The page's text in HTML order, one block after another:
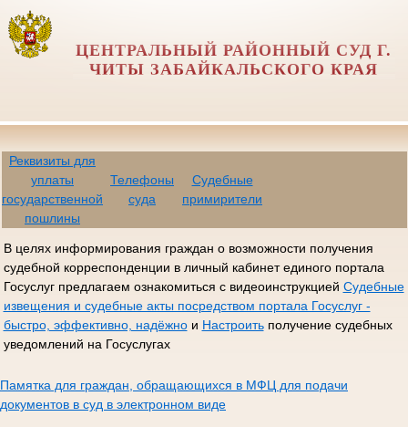
ЦЕНТРАЛЬНЫЙ РАЙОННЫЙ СУД Г.
ЧИТЫ ЗАБАЙКАЛЬСКОГО КРАЯ
Реквизиты для
уплаты
государственной
пошлины
Телефоны
суда
Судебные
примирители
В целях информирования граждан о возможности получения
судебной корреспонденции в личный кабинет единого портала
Госуслуг предлагаем ознакомиться с видеоинструкцией Судебные
извещения и судебные акты посредством портала Госуслуг -
быстро, эффективно, надёжнои Настроитьполучение судебных
уведомлений на Госуслугах
Памятка для граждан, обращающихся в МФЦ для подачи
документов в суд в электронном виде